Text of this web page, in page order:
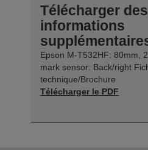
Télécharger des
informations
Epson M-T532HF: 80mm,
mark sensor: Back/right
technique/Brochure
Télécharger le PDF